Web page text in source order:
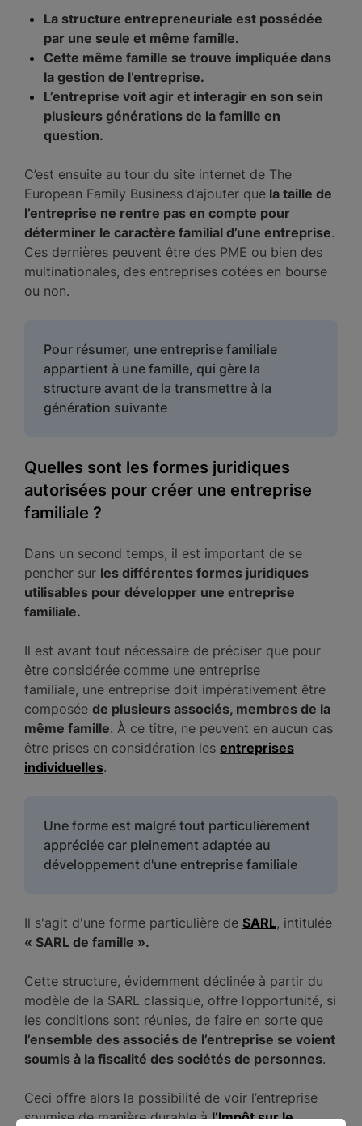
La structure entrepreneuriale est possédée
par une seule et même famille.
Cette même famille se trouve impliquée dans
la gestion de l’entreprise.
L’entreprise voit agir et interagir en son sein
plusieurs générations de la famille en
question.
C’est ensuite au tour du site internet de The
European Family Business d’ajouter que la taille de
l’entreprise ne rentre pas en compte pour
déterminer le caractère familial d’une entreprise.
Ces dernières peuvent être des PME ou bien des
multinationales, des entreprises cotées en bourse
ou non.
Pour résumer, une entreprise familiale
appartient à une famille, qui gère la
structure avant de la transmettre à la
génération suivante
Quelles sont les formes juridiques
autorisées pour créer une entreprise
familiale ?
Dans un second temps, il est important de se
pencher sur les différentes formes juridiques
utilisables pour développer une entreprise
familiale.
Il est avant tout nécessaire de préciser que pour
être considérée comme une entreprise
familiale, une entreprise doit impérativement être
composée de plusieurs associés, membres de la
même famille. À ce titre, ne peuvent en aucun cas
être prises en considération les entreprises
individuelles.
Une forme est malgré tout particulièrement
appréciée car pleinement adaptée au
développement d'une entreprise familiale
Il s'agit d'une forme particulière de SARL, intitulée
« SARL de famille ».
Cette structure, évidemment déclinée à partir du
modèle de la SARL classique, offre l’opportunité, si
les conditions sont réunies, de faire en sorte que
l’ensemble des associés de l’entreprise se voient
soumis à la fiscalité des sociétés de personnes.
Ceci offre alors la possibilité de voir l’entreprise
soumise de manière durable àl’Impôt sur le